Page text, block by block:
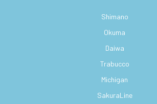
Shimano
Okuma
Daiwa
Trabucco
Michigan
SakuraLine